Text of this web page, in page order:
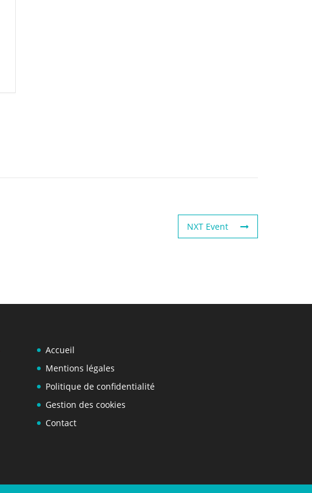
NXT Event
Accueil
Mentions légales
Politique de confidentialité
Gestion des cookies
Contact